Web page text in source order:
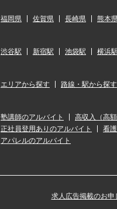
福岡県 佐賀県 長崎県 熊本
渋谷駅 新宿駅 池袋駅 横浜駅
エリアから探す 路線・駅から探す
塾講師のアルバイト 高収入（高
正社員登用ありのアルバイト
看
アパレルのアルバイト
求人広告掲載のお申